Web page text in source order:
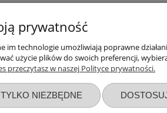
noworodka
Warunki
Regulaminy
Zwroty i
Polityka
prywatność
im technologie umożliwiają poprawne
użycie plików do swoich preferencji,
przeczytasz w naszej Polityce prywatności.
NIEZBĘDNE